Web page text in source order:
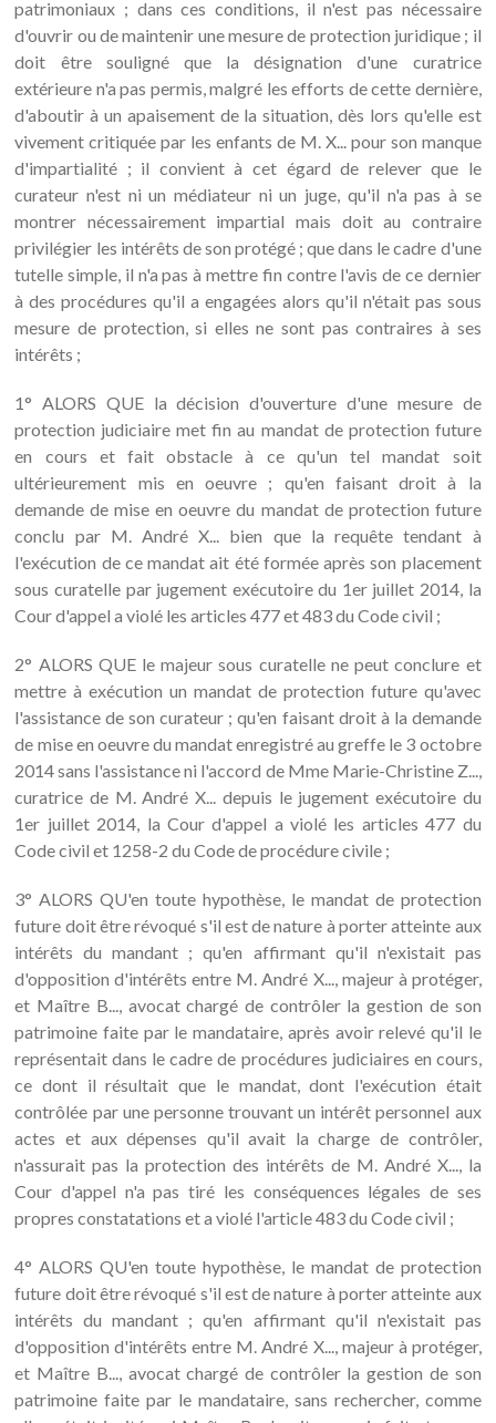
patrimoniaux ; dans ces conditions, il n'est pas nécessaire
d'ouvrir ou de maintenir une mesure de protection juridique ; il
doit être souligné que la désignation d'une curatrice
extérieure n'a pas permis, malgré les efforts de cette dernière,
d'aboutir à un apaisement de la situation, dès lors qu'elle est
vivement critiquée par les enfants de M. X... pour son manque
d'impartialité ; il convient à cet égard de relever que le
curateur n'est ni un médiateur ni un juge, qu'il n'a pas à se
montrer nécessairement impartial mais doit au contraire
privilégier les intérêts de son protégé ; que dans le cadre d'une
tutelle simple, il n'a pas à mettre fin contre l'avis de ce dernier
à des procédures qu'il a engagées alors qu'il n'était pas sous
mesure de protection, si elles ne sont pas contraires à ses
intérêts ;
1° ALORS QUE la décision d'ouverture d'une mesure de
protection judiciaire met fin au mandat de protection future
en cours et fait obstacle à ce qu'un tel mandat soit
ultérieurement mis en oeuvre ; qu'en faisant droit à la
demande de mise en oeuvre du mandat de protection future
conclu par M. André X... bien que la requête tendant à
l'exécution de ce mandat ait été formée après son placement
sous curatelle par jugement exécutoire du 1er juillet 2014, la
Cour d'appel a violé les articles 477 et 483 du Code civil ;
2° ALORS QUE le majeur sous curatelle ne peut conclure et
mettre à exécution un mandat de protection future qu'avec
l'assistance de son curateur ; qu'en faisant droit à la demande
de mise en oeuvre du mandat enregistré au greffe le 3 octobre
2014 sans l'assistance ni l'accord de Mme Marie-Christine Z...,
curatrice de M. André X... depuis le jugement exécutoire du
1er juillet 2014, la Cour d'appel a violé les articles 477 du
Code civil et 1258-2 du Code de procédure civile ;
3° ALORS QU'en toute hypothèse, le mandat de protection
future doit être révoqué s'il est de nature à porter atteinte aux
intérêts du mandant ; qu'en affirmant qu'il n'existait pas
d'opposition d'intérêts entre M. André X..., majeur à protéger,
et Maître B..., avocat chargé de contrôler la gestion de son
patrimoine faite par le mandataire, après avoir relevé qu'il le
représentait dans le cadre de procédures judiciaires en cours,
ce dont il résultait que le mandat, dont l'exécution était
contrôlée par une personne trouvant un intérêt personnel aux
actes et aux dépenses qu'il avait la charge de contrôler,
n'assurait pas la protection des intérêts de M. André X..., la
Cour d'appel n'a pas tiré les conséquences légales de ses
propres constatations et a violé l'article 483 du Code civil ;
4° ALORS QU'en toute hypothèse, le mandat de protection
future doit être révoqué s'il est de nature à porter atteinte aux
intérêts du mandant ; qu'en affirmant qu'il n'existait pas
d'opposition d'intérêts entre M. André X..., majeur à protéger,
et Maître B..., avocat chargé de contrôler la gestion de son
patrimoine faite par le mandataire, sans rechercher, comme